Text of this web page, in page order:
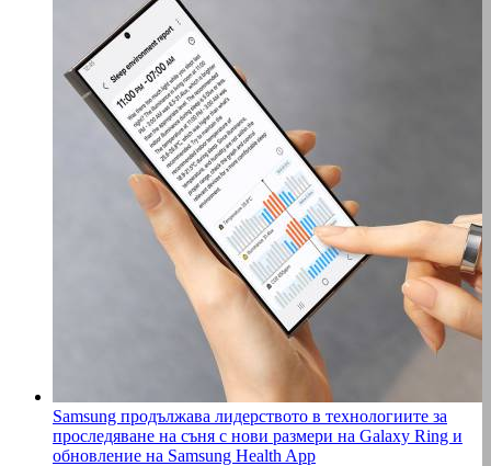
Samsung продължава лидерството в технологиите за
проследяване на съня с нови размери на Galaxy Ring и
обновление на Samsung Health App